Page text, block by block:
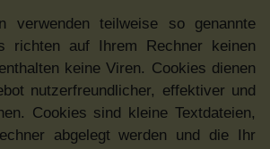
verwenden teilweise so genannte
richten auf Ihrem Rechner keinen
keine Viren. Cookies dienen
nutzerfreundlicher, effektiver und
Cookies sind kleine Textdateien,
abgelegt werden und die Ihr